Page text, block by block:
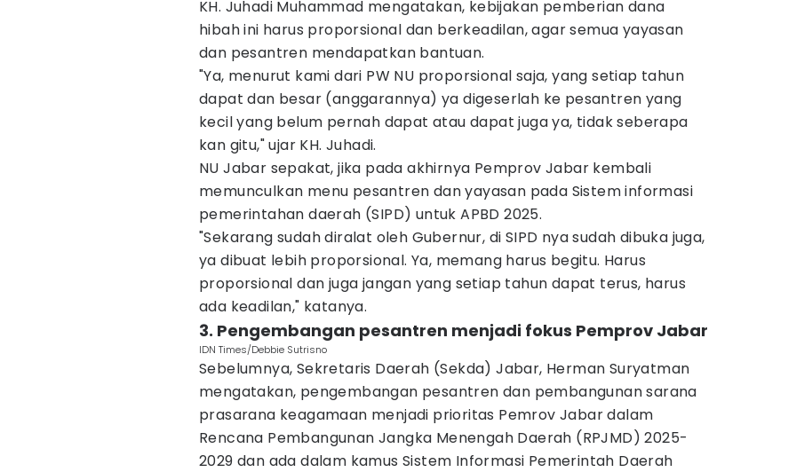
KH. Juhadi Muhammad mengatakan, kebijakan pemberian dana
hibah ini harus proporsional dan berkeadilan, agar semua yayasan
dan pesantren mendapatkan bantuan.
"Ya, menurut kami dari PW NU proporsional saja, yang setiap tahun
dapat dan besar (anggarannya) ya digeserlah ke pesantren yang
kecil yang belum pernah dapat atau dapat juga ya, tidak seberapa
kan gitu," ujar KH. Juhadi.
NU Jabar sepakat, jika pada akhirnya Pemprov Jabar kembali
memunculkan menu pesantren dan yayasan pada Sistem informasi
pemerintahan daerah (SIPD) untuk APBD 2025.
"Sekarang sudah diralat oleh Gubernur, di SIPD nya sudah dibuka juga,
ya dibuat lebih proporsional. Ya, memang harus begitu. Harus
proporsional dan juga jangan yang setiap tahun dapat terus, harus
ada keadilan," katanya.
3. Pengembangan pesantren menjadi fokus Pemprov Jabar
IDN Times/Debbie Sutrisno
Sebelumnya, Sekretaris Daerah (Sekda) Jabar, Herman Suryatman
mengatakan, pengembangan pesantren dan pembangunan sarana
prasarana keagamaan menjadi prioritas Pemrov Jabar dalam
Rencana Pembangunan Jangka Menengah Daerah (RPJMD) 2025-
2029 dan ada dalam kamus Sistem Informasi Pemerintah Daerah